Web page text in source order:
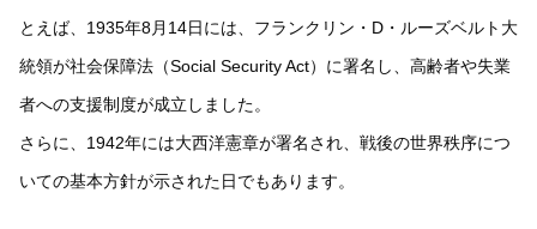
とえば、1935年8月14日には、フランクリン・D・ルーズベルト大
統領が社会保障法（Social Security Act）に署名し、高齢者や失業
者への支援制度が成立しました。
さらに、1942年には大西洋憲章が署名され、戦後の世界秩序につ
いての基本方針が示された日でもあります。